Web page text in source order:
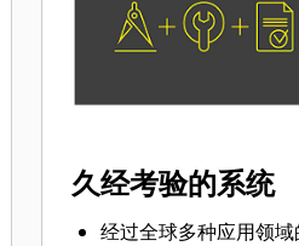
久经考验的系统
经过全球多种应用领